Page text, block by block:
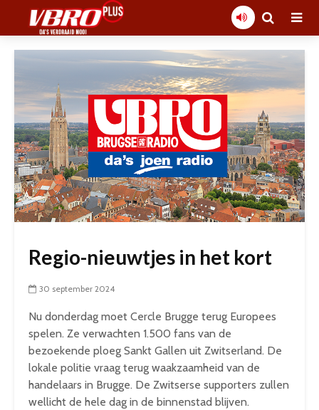
Regio-nieuwtjes in het kort
30 september 2024
Nu donderdag moet Cercle Brugge terug Europees
spelen. Ze verwachten 1.500 fans van de
bezoekende ploeg Sankt Gallen uit Zwitserland. De
lokale politie vraag terug waakzaamheid van de
handelaars in Brugge. De Zwitserse supporters zullen
wellicht de hele dag in de binnenstad blijven.